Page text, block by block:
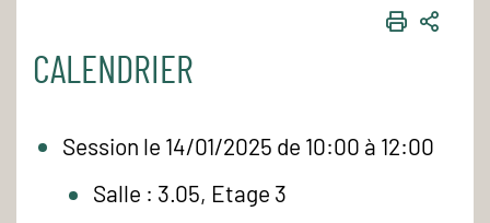
CALENDRIER
Session le 14/01/2025 de 10:00 à 12:00
Salle : 3.05, Etage 3